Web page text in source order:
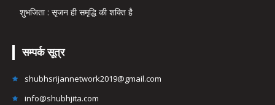
शुभजिता : सृजन ही समृद्धि की शक्ति है
सम्पर्क सूत्र
shubhsrijannetwork2019@gmail.com
info@shubhjita.com